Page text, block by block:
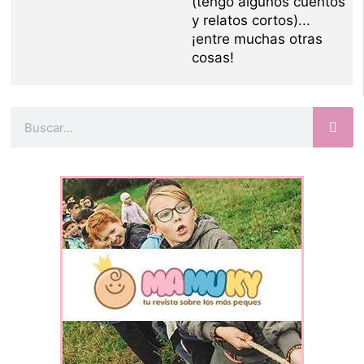
y relatos cortos)...
¡entre muchas otras
cosas!